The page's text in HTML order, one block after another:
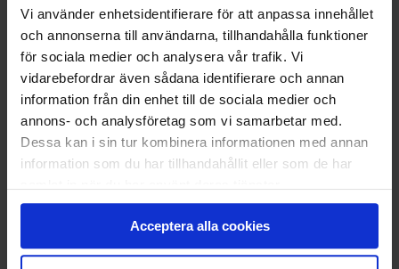
Vi använder enhetsidentifierare för att anpassa innehållet
och annonserna till användarna, tillhandahålla funktioner
för sociala medier och analysera vår trafik. Vi
vidarebefordrar även sådana identifierare och annan
information från din enhet till de sociala medier och
annons- och analysföretag som vi samarbetar med.
Dessa kan i sin tur kombinera informationen med annan
information som du har tillhandahållit eller som de har
Acceptera alla cookies
Enkelt kan räcka långt
Avancerade funktioner som motorstyrning via app eller
inbyggda säkerhetssystem kostar lite extra. Men för
många räcker en manuell port – och vill du uppgradera,
går det ofta att installera en motor i efterhand.
färger och ytstrukturer. Du kan fortfarande matcha husets
stil, utan att gå över budget. Det viktigaste är att porten
gör jobbet, och det gör den.